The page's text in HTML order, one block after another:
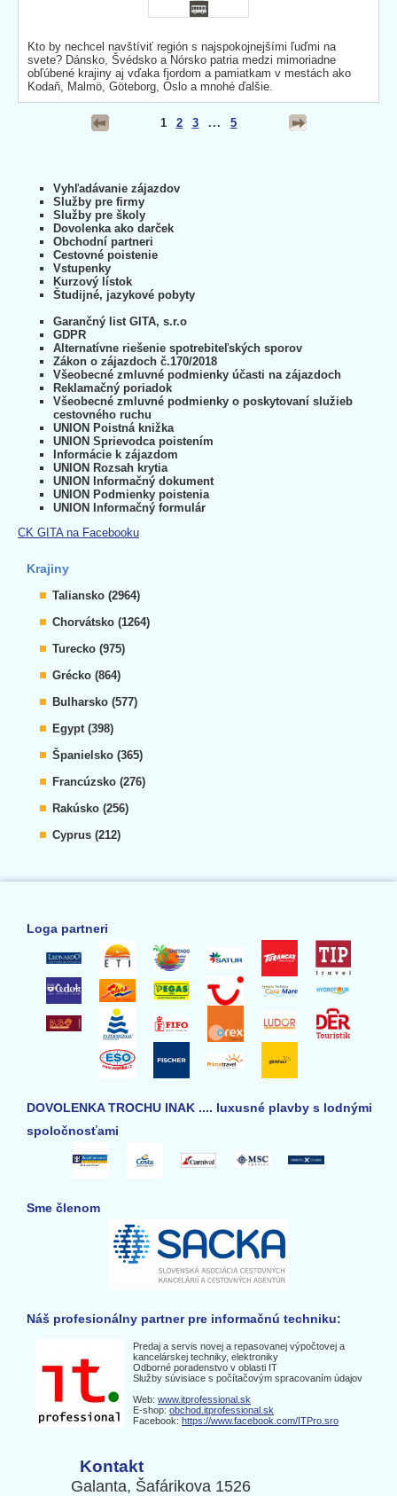
Kto by nechcel navštíviť región s najspokojnejšími ľuďmi na
svete? Dánsko, Švédsko a Nórsko patria medzi mimoriadne
obľúbené krajiny aj vďaka fjordom a pamiatkam v mestách ako
Kodaň, Malmö, Göteborg, Oslo a mnohé ďalšie.
1 2 3 ... 5
Vyhľadávanie zájazdov
Služby pre firmy
Služby pre školy
Dovolenka ako darček
Obchodní partneri
Cestovné poistenie
Vstupenky
Kurzový lístok
Študijné, jazykové pobyty
Garančný list GITA, s.r.o
GDPR
Alternatívne riešenie spotrebiteľských sporov
Zákon o zájazdoch č.170/2018
Všeobecné zmluvné podmienky účasti na zájazdoch
Reklamačný poriadok
Všeobecné zmluvné podmienky o poskytovaní služieb
cestovného ruchu
UNION Poistná knižka
UNION Sprievodca poistením
Informácie k zájazdom
UNION Rozsah krytia
UNION Informačný dokument
UNION Podmienky poistenia
UNION Informačný formulár
CK GITA na Facebooku
Krajiny
Taliansko (2964)
Chorvátsko (1264)
Turecko (975)
Grécko (864)
Bulharsko (577)
Egypt (398)
Španielsko (365)
Francúzsko (276)
Rakúsko (256)
Cyprus (212)
Loga partneri
DOVOLENKA TROCHU INAK .... luxusné plavby s lodnými
spoločnosťami
Sme členom
Náš profesionálny partner pre informačnú techniku:
Predaj a servis novej a repasovanej výpočtovej a
kancelárskej techniky, elektroniky
Odborné poradenstvo v oblasti IT
Služby súvisiace s počítačovým spracovaním údajov
Web: www.itprofessional.sk
E-shop: obchod.itprofessional.sk
Facebook: https://www.facebook.com/ITPro.sro
Kontakt
Galanta, Šafárikova 1526